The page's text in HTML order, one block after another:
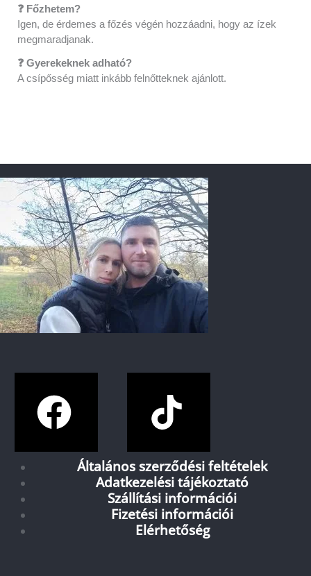
❓ Főzhetem?
Igen, de érdemes a főzés végén hozzáadni, hogy az ízek
megmaradjanak.
❓ Gyerekeknek adható?
A csípősség miatt inkább felnőtteknek ajánlott.
Általános szerződési feltételek
Adatkezelési tájékoztató
Szállítási információi
Fizetési információi
Elérhetőség